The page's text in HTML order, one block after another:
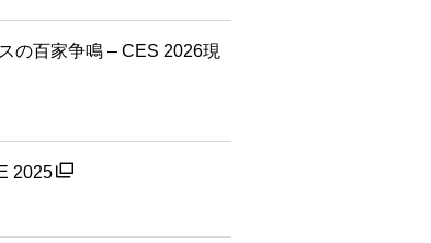
の百家争鳴 – CES 2026現
2025